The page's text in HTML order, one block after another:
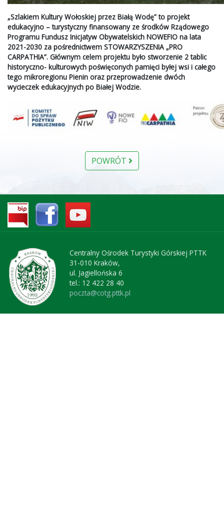
„Szlakiem Kultury Wołoskiej przez Białą Wodę” to projekt
edukacyjno – turystyczny finansowany ze środków Rządowego
Programu Fundusz Inicjatyw Obywatelskich NOWEFIO na lata
2021-2030 za pośrednictwem STOWARZYSZENIA „PRO
CARPATHIA”. Głównym celem projektu było stworzenie 2 tablic
historyczno- kulturowych poświęconych pamięci byłej wsi i całego
tego mikroregionu Pienin oraz przeprowadzenie dwóch
wycieczek edukacyjnych po Białej Wodzie.
POWRÓT
Centralny Ośrodek Turystyki Górskiej PTTK
31-010 Kraków,
ul. Jagiellońska 6
tel.: 12 422 28 40
poczta@cotg.pttk.pl